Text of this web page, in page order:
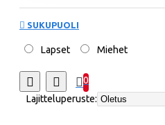
SUKUPUOLI
Lapset Miehet
0
Lajitteluperuste: